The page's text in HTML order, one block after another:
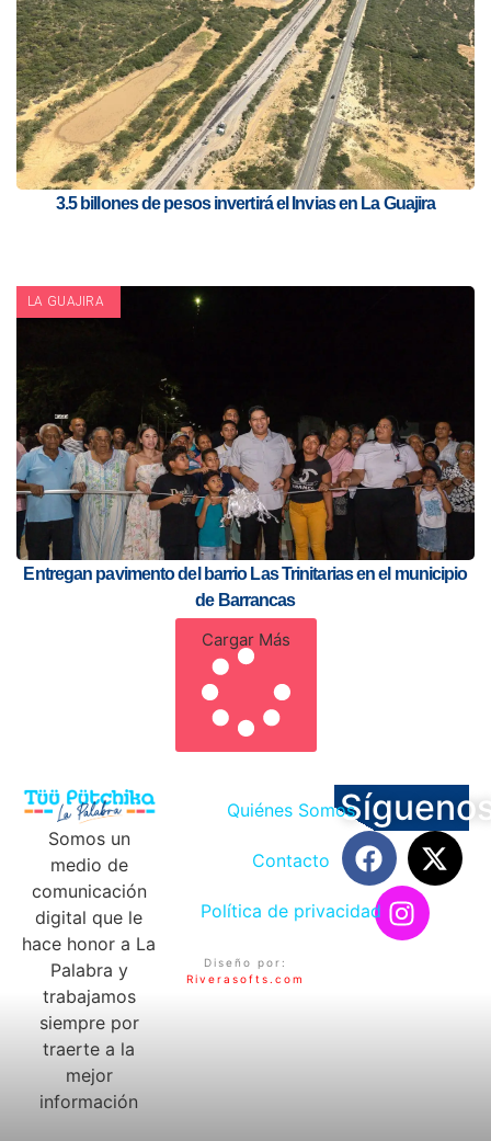
3.5 billones de pesos invertirá el Invias en La Guajira
LA GUAJIRA
Entregan pavimento del barrio Las Trinitarias en el municipio
de Barrancas
Cargar Más
Somos un
medio de
comunicación
digital que le
hace honor a La
Palabra y
trabajamos
siempre por
traerte a la
mejor
información
Quiénes Somos
Contacto
Política de privacidad
Diseño por:
Riverasofts.com